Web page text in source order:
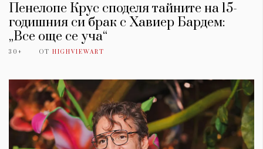
Пенелопе Крус споделя тайните на 15-
годишния си брак с Хавиер Бардем:
„Все още се уча“
30+ ОТ HIGHVIEWART